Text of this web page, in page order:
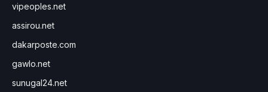
vipeoples.net
assirou.net
dakarposte.com
gawlo.net
sunugal24.net